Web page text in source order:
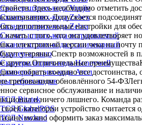
Сканер штрих-кода Youjie
Сканер штрих-кода Zebex
Сканер штрих-кода Zebra
Сканер штрих-кода встраиваемый
Сканер штрих-кода стационарный
Сканер-кольцо
Сканеры штрих-кода Honeywell
Сканеры штрих-кода Атол
штрих-кодов
ТСД Bitatek
ТСД GlobalPOS
ТСД Newland
Здесь необходимо отметить
Допускается
дополнительные настройки для
с того, что она
электронной версии чека на
утеряны.Спектр возможностей в
другое.Отличительные
собрать воедино все
требованиям обновлённого 54-
сервисное обслуживание и
и ничего лишнего. Команда
категории устройство
можно оформить заказ